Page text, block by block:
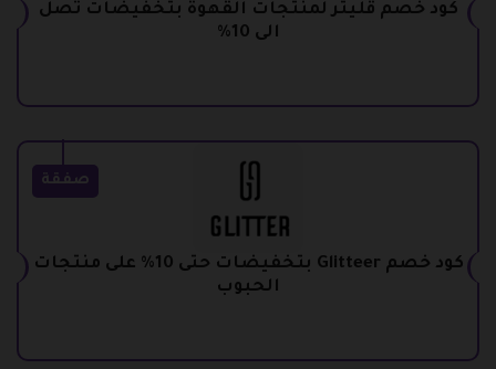
كود خصم قليتر لمنتجات القهوة بتخفيضات تصل
الى 10%
صفقة
كود خصم Glitteer بتخفيضات حتى 10% على منتجات
الحبوب